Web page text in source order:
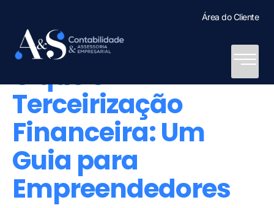
Área do Cliente
O que é
Terceirização
Financeira: Um
Guia para
Empreendedores